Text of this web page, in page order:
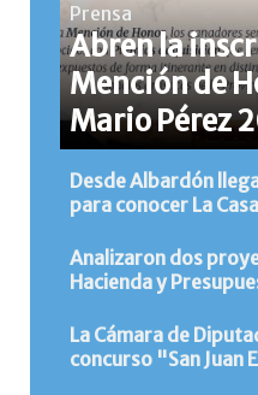
Prensa
Abren la
Mención de
Mario Pérez
Desde Albardón
para conocer La
Analizaron dos
Hacienda y
La Cámara de
concurso "San Juan